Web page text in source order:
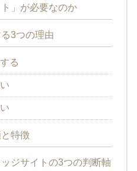
」が必要なのか
3つの理由
る
特徴
ジサイトの3つの判断軸